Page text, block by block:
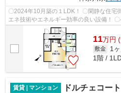
〇2024年10月築の１LDK！ 〇閑静な住宅
エネ技術やエネルギー効率の良い設備！
猫はNG）！
11万円
敷金 1ヶ
1階 /
賃貸 | マンション ドルチェコート